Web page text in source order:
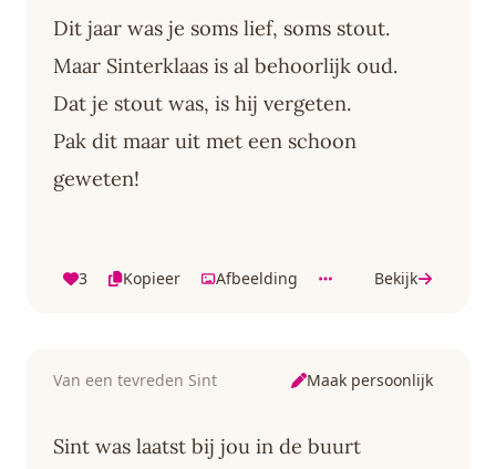
Dit jaar was je soms lief, soms stout.
Maar Sinterklaas is al behoorlijk oud.
Dat je stout was, is hij vergeten.
Pak dit maar uit met een schoon
geweten!
3 Kopieer Afbeelding Bekijk
Van een tevreden Sint Maak persoonlijk
Sint was laatst bij jou in de buurt